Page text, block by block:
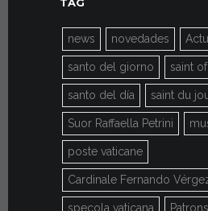
news novedades
santo del giorno saint
santo del día saint du
Suor Raffaella Petrini
poste vaticane
Cardinale Fernando
specola vaticana